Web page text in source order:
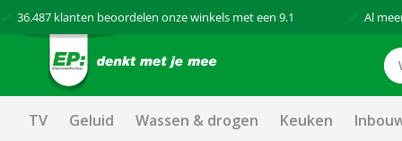
36.487 klanten beoordelen onze winkels met een 9.1 Al
TV Geluid Wassen & drogen Keuken